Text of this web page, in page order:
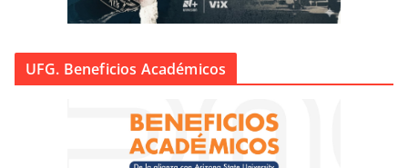
UFG. Beneficios Académicos